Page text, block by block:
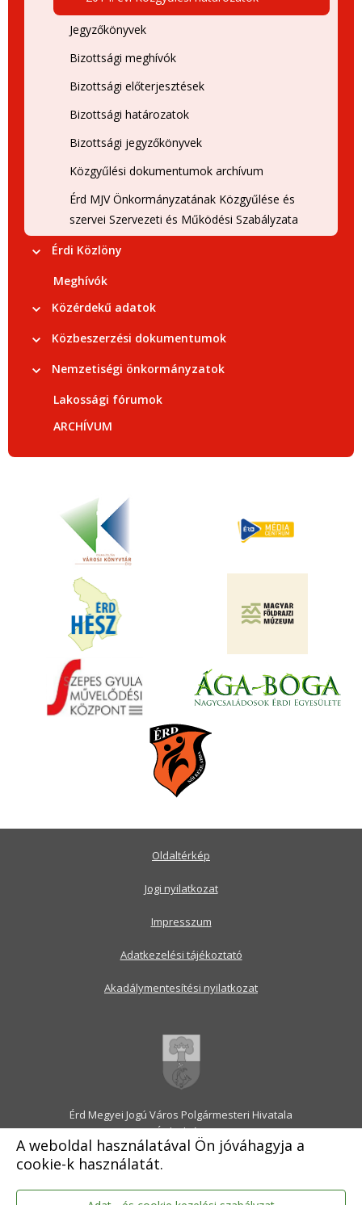
A weboldal használatával Ön jóváhagyja a
cookie-k használatát.
Jegyzőkönyvek
Bizottsági meghívók
Bizottsági előterjesztések
Bizottsági határozatok
Bizottsági jegyzőkönyvek
Közgyűlési dokumentumok archívum
Érd MJV Önkormányzatának Közgyűlése és
szervei Szervezeti és Működési Szabályzata
Érdi Közlöny
Meghívók
Közérdekű adatok
Közbeszerzési dokumentumok
Nemzetiségi önkormányzatok
Lakossági fórumok
ARCHÍVUM
Érd Megyei Jogú Város Polgármesteri Hivatala
2030 Érd, Alsó utca 1.
Levélcím: 2031 Érd, Pf.: 31
E-mail:onkormanyzat@erd.hu
Telefonközpont:06-23-522-300
Oldaltérkép
Jogi nyilatkozat
Impresszum
Adatkezelési tájékoztató
Akadálymentesítési nyilatkozat